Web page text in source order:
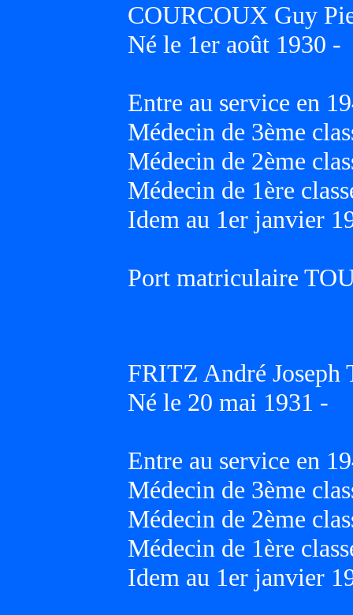
COURCOUX Guy
Né le 1er août 1930 -
Entre au service en
Médecin de 3ème
Médecin de 2ème
Médecin de 1ère
Idem au 1er janvier
Port matriculaire
FRITZ André Joseph
Né le 20 mai 1931 -
Entre au service en
Médecin de 3ème
Médecin de 2ème
Médecin de 1ère
Idem au 1er janvier